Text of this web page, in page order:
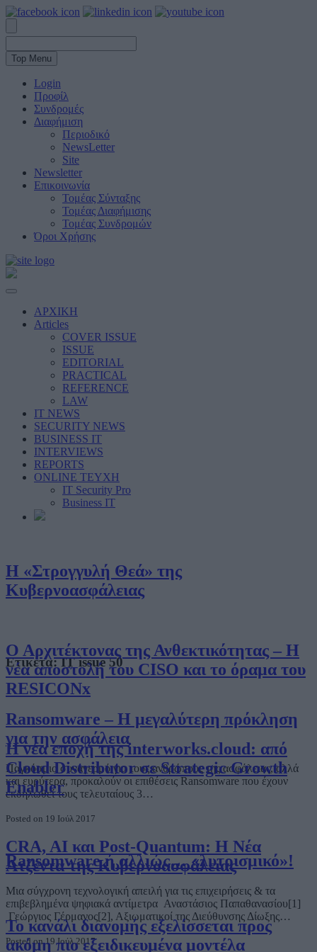
Top Menu
Login
Προφίλ
Συνδρομές
Διαφήμιση
Περιοδικό
NewsLetter
Site
Newsletter
Επικοινωνία
Τομέας Σύνταξης
Τομέας Διαφήμισης
Τομέας Συνδρομών
Όροι Χρήσης
ΑΡΧΙΚΗ
Articles
COVER ISSUE
ISSUE
EDITORIAL
PRACTICAL
REFERENCE
LAW
IT NEWS
SECURITY NEWS
BUSINESS IT
INTERVIEWS
REPORTS
ONLINE ΤΕΥΧΗ
IT Security Pro
Business IT
Η «Στρογγυλή Θεά» της
Κυβερνοασφάλειας
Ο Αρχιτέκτονας της Ανθεκτικότητας – Η
νέα αποστολή του CISO και το όραμα του
RESICONx
Η νέα εποχή της interworks.cloud: από
Cloud Distributor σε Strategic Growth
Enabler
CRA, AI και Post-Quantum: Η Νέα
Ατζέντα της Κυβερνοασφάλειας
Το κανάλι διανομής εξελίσσεται προς
ακόμη πιο εξειδικευμένα μοντέλα
Ετικέτα:IT issue 50
Ransomware – Η μεγαλύτερη πρόκληση
για την ασφάλεια
Παγκόσμιο συναγερμό για τους ανθρώπους της ασφάλειας, αλλά
και ευρύτερα, προκαλούν οι επιθέσεις Ransomware που έχουν
εκδηλωθεί τους τελευταίους 3…
Posted on 19 Ιούλ 2017
Ransomware ή αλλιώς… «λυτρισμικό»!
Μια σύγχρονη τεχνολογική απειλή για τις επιχειρήσεις & τα
επιβεβλημένα ψηφιακά αντίμετρα Αναστάσιος Παπαθανασίου[1]
Γεώργιος Γέρμανος[2], Αξιωματικοί της Διεύθυνσης Δίωξης…
Posted on 19 Ιούλ 2017